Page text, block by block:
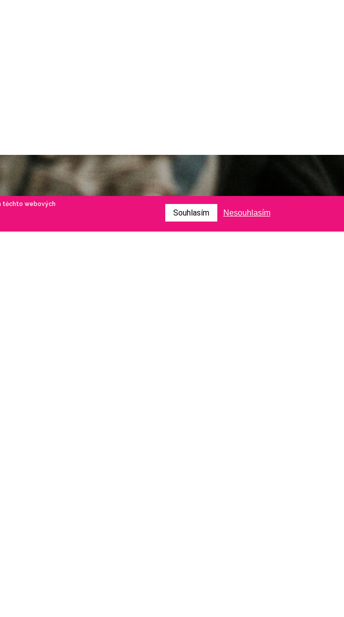
těchto webových
Souhlasím Nesouhlasím